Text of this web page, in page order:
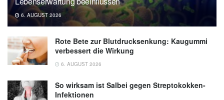
6. AUGUST 2026
Rote Bete zur Blutdrucksenkung: Kaugummi
verbessert die Wirkung
6. AUGUST 2026
So wirksam ist Salbei gegen Streptokokken-
Infektionen